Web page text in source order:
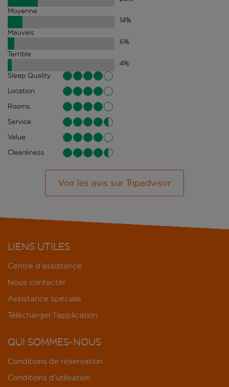
Moyenne
14%
Mauvais
6%
Terrible
4%
Sleep Quality
Location
Rooms
Service
Value
Cleanliness
Voir les avis sur Tripadvisor
LIENS UTILES
Centre d’assistance
Nous contacter
Assistance spéciale
Télécharger l’application
QUI SOMMES-NOUS
Conditions de réservation
Conditions d’utilisation